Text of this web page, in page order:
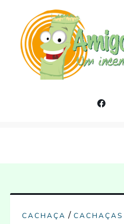
content
CACHAÇA /CACHAÇAS